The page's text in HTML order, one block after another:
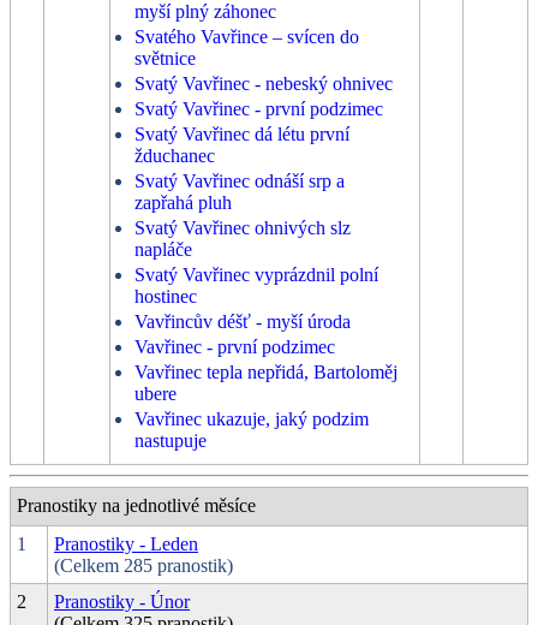
myší plný záhonec
Svatého Vavřince – svícen do
světnice
Svatý Vavřinec - nebeský ohnivec
Svatý Vavřinec - první podzimec
Svatý Vavřinec dá létu první
žduchanec
Svatý Vavřinec odnáší srp a
zapřahá pluh
Svatý Vavřinec ohnivých slz
napláče
Svatý Vavřinec vyprázdnil polní
hostinec
Vavřincův déšť - myší úroda
Vavřinec - první podzimec
Vavřinec tepla nepřidá, Bartoloměj
ubere
Vavřinec ukazuje, jaký podzim
nastupuje
Pranostiky na jednotlivé měsíce
1
Pranostiky - Leden
(Celkem 285 pranostik)
2
Pranostiky - Únor